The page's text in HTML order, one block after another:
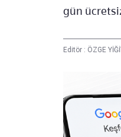
gün
Editör : ÖZGE